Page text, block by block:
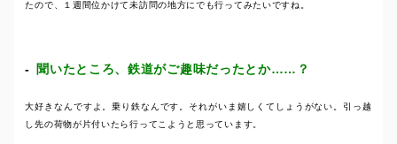
たので、１週間位かけて未訪問の地方にでも行ってみたいですね。
聞いたところ、鉄道がご趣味だったとか……？
大好きなんですよ。乗り鉄なんです。それがいま嬉しくてしょうがない。引っ越
し先の荷物が片付いたら行ってこようと思っています。